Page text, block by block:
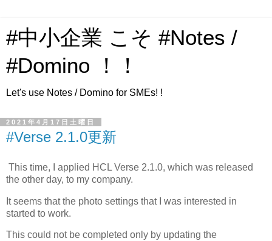
#中小企業 こそ #Notes /
#Domino ！！
Let's use Notes / Domino for SMEs! !
2021年4月17日土曜日
#Verse 2.1.0更新
This time, I applied HCL Verse 2.1.0, which was released
the other day, to my company.
It seems that the photo settings that I was interested in
started to work.
This could not be completed only by updating the